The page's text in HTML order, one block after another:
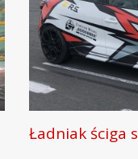
Ładniak ściga